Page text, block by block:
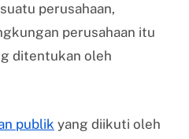
perusahaan,
perusahaan itu
ditentukan oleh
publik yang diikuti oleh